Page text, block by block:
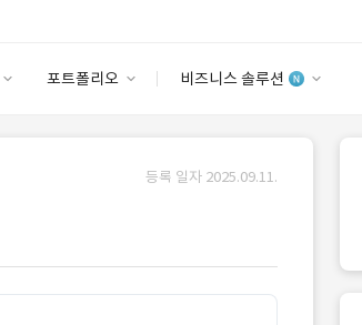
포트폴리오 비즈니스 솔루션
안심 코드 케어
등록 일자 2025.09.11.